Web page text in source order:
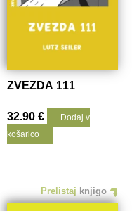
ZVEZDA 111
32.90€
Dodaj v
košarico
Prelistaj knjigo